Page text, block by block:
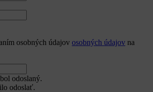
osobných údajov osobných údajov na
odoslaný.
odoslať.